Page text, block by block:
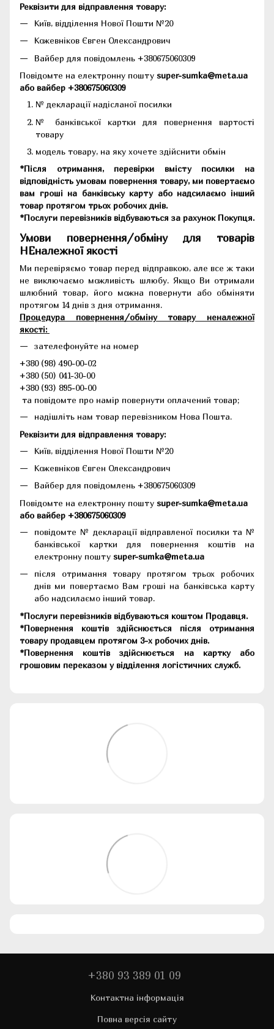
Реквізити для відправлення товару:
Київ, відділення Нової Пошти №20
Кожевніков Євген Олександрович
Вайбер для повідомлень +380675060309
Повідомте на електронну пошту super-sumka@meta.ua
або вайбер +380675060309
№ декларації надісланої посилки
№ банківської картки для повернення вартості
товару
модель товару, на яку хочете здійснити обмін
*Після отримання, перевірки вмісту посилки на
відповідність умовам повернення товару, ми повертаємо
вам гроші на банківську карту або надсилаємо інший
товар протягом трьох робочих днів.
*Послуги перевізників відбуваються за рахунок Покупця.
Умови повернення/обміну для товарів
НЕналежної якості
Ми перевіряємо товар перед відправкою, але все ж таки
не виключаємо можливість шлюбу. Якщо Ви отримали
шлюбний товар, його можна повернути або обміняти
протягом 14 днів з дня отримання.
Процедура повернення/обміну товару неналежної
якості:
зателефонуйте на номер
+380 (98) 490-00-02
+380 (50) 041-30-00
+380 (93) 895-00-00
та повідомте про намір повернути оплачений товар;
надішліть нам товар перевізником Нова Пошта.
Реквізити для відправлення товару:
Київ, відділення Нової Пошти №20
Кожевніков Євген Олександрович
Вайбер для повідомлень +380675060309
Повідомте на електронну пошту super-sumka@meta.ua
або вайбер +380675060309
повідомте № декларації відправленої посилки та №
банківської картки для повернення коштів на
електронну пошту super-sumka@meta.ua
після отримання товару протягом трьох робочих
днів ми повертаємо Вам гроші на банківська карту
або надсилаємо інший товар.
*Послуги перевізників відбуваються коштом Продавця.
*Повернення коштів здійснюється після отримання
товару продавцем протягом 3-х робочих днів.
*Повернення коштів здійснюється на картку або
грошовим переказом у відділення логістичних служб.
+380 93 389 01 09
Контактна інформація
Повна версія сайту